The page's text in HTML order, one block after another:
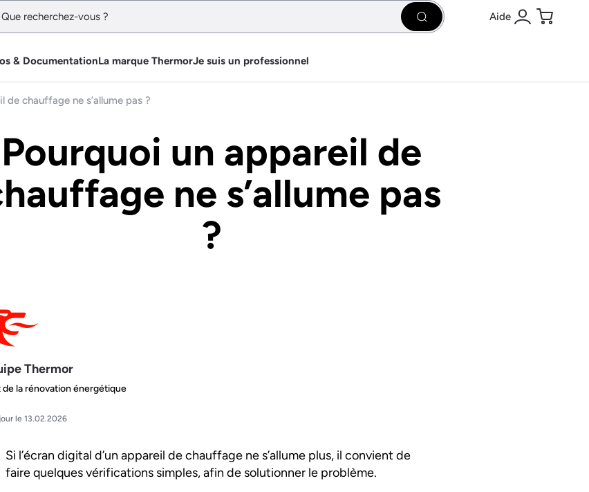
Rechercher Aide
Se connecter
Panier
& DocumentationLa marque ThermorJe suis un professionnel
de chauffage ne s’allume pas ?
Pourquoi un appareil de
ne s’allume pas
?
Thermor
de la rénovation énergétique
le 13.02.2026
Si l’écran digital d’un appareil de chauffage ne s’allume plus, il convient de
faire quelques vérifications simples, afin de solutionner le problème.